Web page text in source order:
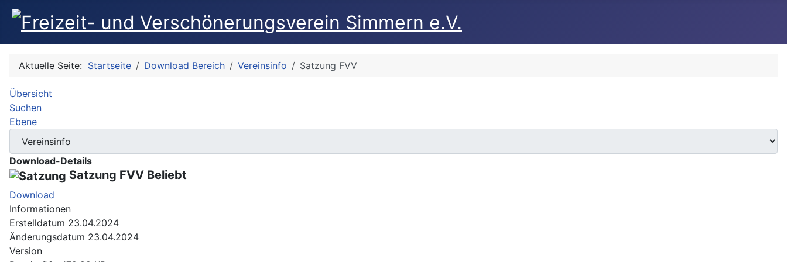
Aktuelle Seite: Startseite Download Bereich Vereinsinfo Satzung FVV
Übersicht
Suchen
Ebene
Download-Details
Satzung FVV Beliebt
Download
Informationen
Erstelldatum 23.04.2024
Änderungsdatum 23.04.2024
Version